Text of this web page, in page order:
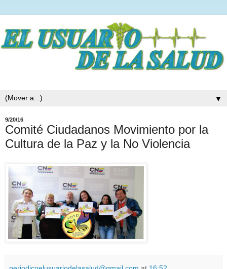
▼
9/20/16
Comité Ciudadanos Movimiento por la
Cultura de la Paz y la No Violencia